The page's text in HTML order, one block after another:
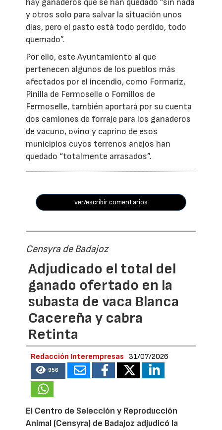
hay ganaderos que se han quedado ”sin nada
y otros solo para salvar la situación unos
días, pero el pasto está todo perdido, todo
quemado”.
Por ello, este Ayuntamiento al que
pertenecen algunos de los pueblos más
afectados por el incendio, como Formariz,
Pinilla de Fermoselle o Fornillos de
Fermoselle, también aportará por su cuenta
dos camiones de forraje para los ganaderos
de vacuno, ovino y caprino de esos
municipios cuyos terrenos anejos han
quedado “totalmente arrasados”.
ver/escribir comentarios
Censyra de Badajoz
Adjudicado el total del
ganado ofertado en la
subasta de vaca Blanca
Cacereña y cabra
Retinta
Redacción Interempresas 31/07/2026
956
El Centro de Selección y Reproducción
Animal (Censyra) de Badajoz adjudicó la